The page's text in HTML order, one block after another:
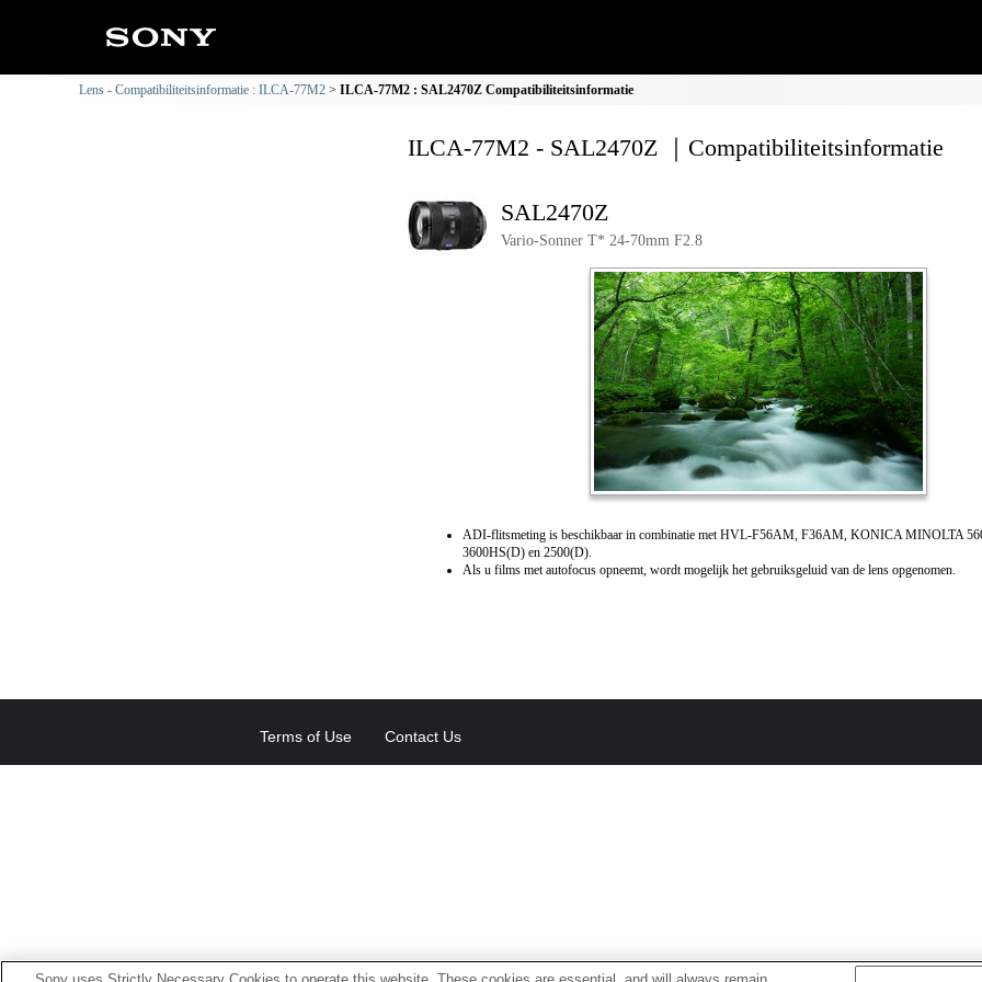
Lens - Compatibiliteitsinformatie : ILCA-77M2 ILCA-77M2 : SAL2470Z Compatibiliteitsinformatie
ILCA-77M2 - SAL2470Z ｜Compatibiliteitsinformatie
SAL2470Z
Vario-Sonner T* 24-70mm F2.8
ADI-flitsmeting is beschikbaar in combinatie met HVL-F56AM, F36AM, KONICA MINOLTA
3600HS(D) en 2500(D).
Als u films met autofocus opneemt, wordt mogelijk het gebruiksgeluid van de lens opgenomen.
Terms of Use Contact Us